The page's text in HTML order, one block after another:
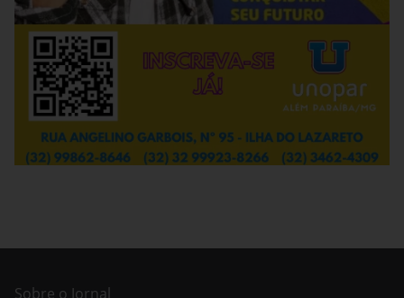
Sobre o Jornal